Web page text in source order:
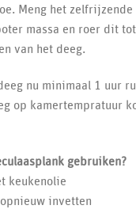
Meng het
massa en roer dit
van het deeg.
nu minimaal 1 uur
op kamertempratuur
gebruiken?
keukenolie
invetten